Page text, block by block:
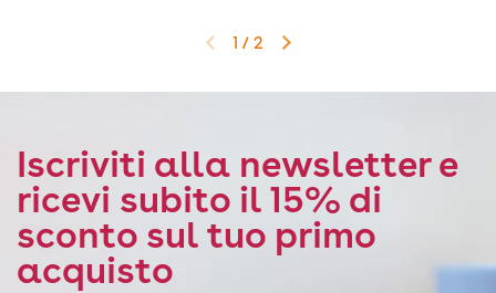
Diapositiva precedente
Diapositiva successiva
1 / 2
Iscriviti alla newsletter e
ricevi subito il 15% di
sconto sul tuo primo
acquisto